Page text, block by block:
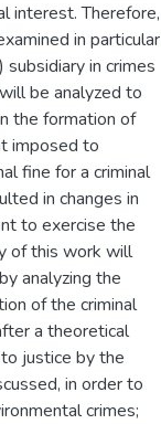
interest. Therefore,
in particular
in crimes
be analyzed to
the formation of
imposed to
fine for a criminal
in changes in
to exercise the
of this work will
analyzing the
of the criminal
a theoretical
justice by the
in order to
crimes;